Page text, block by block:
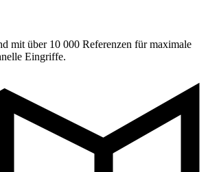
mit über 10 000 Referenzen für maximale
Eingriffe.